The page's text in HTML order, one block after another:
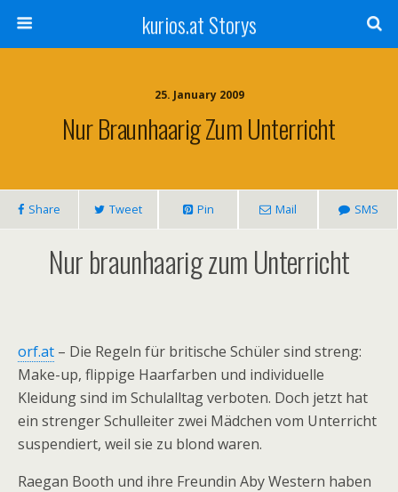
kurios.at Storys
25. January 2009
Nur Braunhaarig Zum Unterricht
Share Tweet Pin Mail SMS
Nur braunhaarig zum Unterricht
orf.at – Die Regeln für britische Schüler sind streng:
Make-up, flippige Haarfarben und individuelle
Kleidung sind im Schulalltag verboten. Doch jetzt hat
ein strenger Schulleiter zwei Mädchen vom Unterricht
suspendiert, weil sie zu blond waren.
Raegan Booth und ihre Freundin Aby Western haben